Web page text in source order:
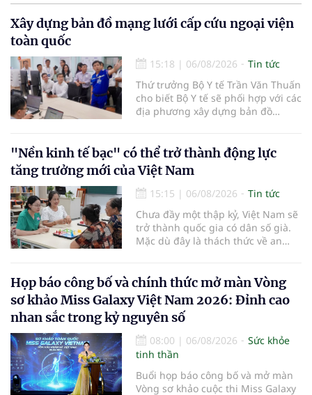
Xây dựng bản đồ mạng lưới cấp cứu ngoại viện
toàn quốc
15:18 | 06/08/2026
Tin tức
Thứ trưởng Bộ Y tế Trần Văn Thuấn
cho biết Bộ Y tế sẽ phối hợp với các
địa phương xây dựng bản đồ
thiện cơ chế tài chính và đa dạng
hóa phương tiện nhằm nâng cao
năng lực cấp cứu trước viện trên
phạm vi cả nước.
"Nền kinh tế bạc" có thể trở thành động lực
tăng trưởng mới của Việt Nam
15:15 | 06/08/2026
Tin tức
Chưa đầy một thập kỷ, Việt Nam sẽ
trở thành quốc gia có dân số già.
Mặc dù đây là thách thức về an
có giá trị hàng tỷ USD.
Họp báo công bố và chính thức mở màn Vòng
sơ khảo Miss Galaxy Việt Nam 2026: Đỉnh cao
nhan sắc trong kỷ nguyên số
08:00 | 06/08/2026
Sức khỏe
tinh thần
Buổi họp báo công bố và mở màn
Vòng sơ khảo cuộc thi Miss Galaxy